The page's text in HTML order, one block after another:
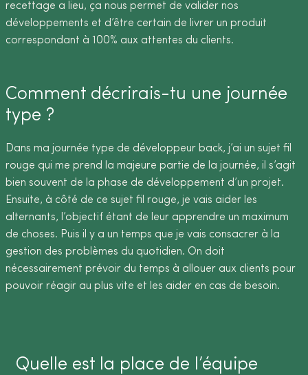
recettage a lieu, ça nous permet de valider nos
développements et d’être certain de livrer un produit
correspondant à 100% aux attentes du clients.
Comment décrirais-tu une journée
type ?
Dans ma journée type de développeur back, j’ai un sujet fil
rouge qui me prend la majeure partie de la journée, il s’agit
bien souvent de la phase de développement d’un projet.
Ensuite, à côté de ce sujet fil rouge, je vais aider les
alternants, l’objectif étant de leur apprendre un maximum
de choses. Puis il y a un temps que je vais consacrer à la
gestion des problèmes du quotidien. On doit
nécessairement prévoir du temps à allouer aux clients pour
pouvoir réagir au plus vite et les aider en cas de besoin.
Quelle est la place de l’équipe